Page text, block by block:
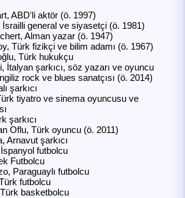
ABD'li aktör (ö. 1997)
general ve siyasetçi (ö. 1981)
Alman yazar (ö. 1947)
Türk fizikçi ve bilim adamı (ö. 1967)
Türk hukukçu
İtalyan şarkıcı, söz yazarı ve oyuncu
rock ve blues sanatçısı (ö. 2014)
şarkıcı
tiyatro ve sinema oyuncusu ve
şarkıcı
Oflu, Türk oyuncu (ö. 2011)
Arnavut şarkıcı
futbolcu
Futbolcu
Paraguaylı futbolcu
futbolcu
basketbolcu